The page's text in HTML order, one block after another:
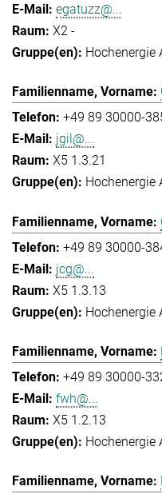
egatuzz@...
X2 -
Hochenergie
+49 89 30000-
jgil@...
X5 1.3.21
Hochenergie
+49 89 30000-
jcg@...
X5 1.3.13
Hochenergie
+49 89 30000-
fwh@...
X5 1.2.13
Hochenergie